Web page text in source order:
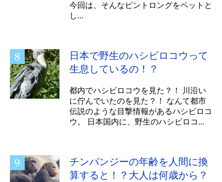
今回は、そんなビントロングをペットと
し...
日本で野生のハシビロコウって
生息しているの！？
都内でハシビロコウを見た？！ 川沿い
に佇んでいたのを見た？！ なんて都市
伝説のような目撃情報があるハシビロコ
ウ。 日本国内に、野生のハシビロコ...
チンパンジーの年齢を人間に換
算すると！？大人は何歳から？